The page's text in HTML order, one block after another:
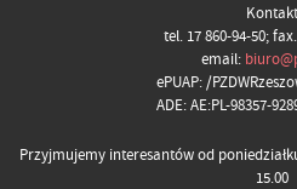
Kontakt
tel. 17 860-94-50;
email:
ePUAP: /
ADE: AE:PL-98357-
Przyjmujemy interesantów od
15.00